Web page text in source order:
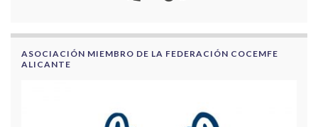
ASOCIACIÓN MIEMBRO DE LA FEDERACIÓN COCEMFE
ALICANTE